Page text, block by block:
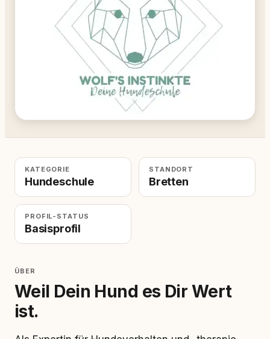
KATEGORIE
Hundeschule
STANDORT
Bretten
PROFIL-STATUS
Basisprofil
ÜBER
Weil Dein Hund es Dir Wert
ist.